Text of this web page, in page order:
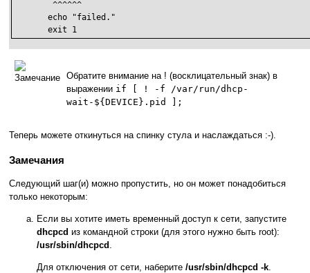
       echo "failed."
       exit 1
Обратите внимание на ! (восклицательный знак) в
выражении if [ ! -f /var/run/dhcp-
wait-${DEVICE}.pid ];
Теперь можете откинуться на спинку стула и наслаждаться :-).
Замечания
Следующий шаг(и) можно пропустить, но он может понадобиться
только некоторым:
Если вы хотите иметь временный доступ к сети, запустите
dhcpcd из командной строки (для этого нужно быть root):
/usr/sbin/dhcpcd
Для отключения от сети, наберите /usr/sbin/dhcpcd -k